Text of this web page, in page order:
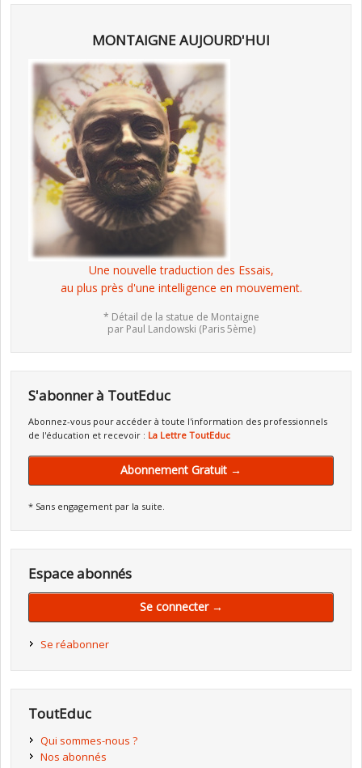
MONTAIGNE AUJOURD'HUI
Une nouvelle traduction des Essais,
au plus près d'une intelligence en mouvement.
* Détail de la statue de Montaigne
par Paul Landowski (Paris 5ème)
S'abonner à ToutEduc
Abonnez-vous pour accéder à toute l'information des professionnels
de l'éducation et recevoir : La Lettre ToutEduc
Abonnement Gratuit →
* Sans engagement par la suite.
Espace abonnés
Se connecter →
Se réabonner
ToutEduc
Qui sommes-nous ?
Nos abonnés